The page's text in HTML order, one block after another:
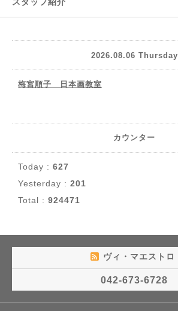
2026.08.06 Thursday
梅宮順子 日本画教室
カウンター
Today : 627
Yesterday : 201
Total : 924471
ヴィ・マエストロ
042-673-6728